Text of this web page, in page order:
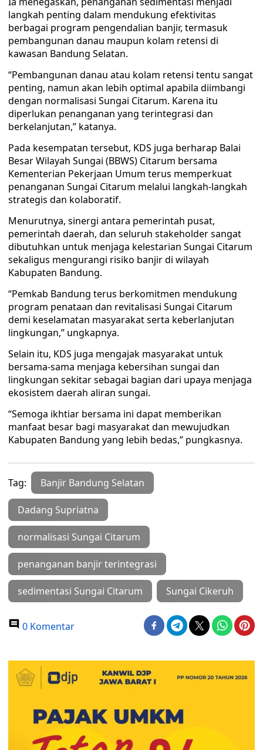
langkah penting dalam mendukung efektivitas
berbagai program pengendalian banjir, termasuk
pembangunan danau maupun kolam retensi di
kawasan Bandung Selatan.
“Pembangunan danau atau kolam retensi tentu sangat
penting, namun akan lebih optimal apabila diimbangi
dengan normalisasi Sungai Citarum. Karena itu
diperlukan penanganan yang terintegrasi dan
berkelanjutan,” katanya.
Pada kesempatan tersebut, KDS juga berharap Balai
Besar Wilayah Sungai (BBWS) Citarum bersama
Kementerian Pekerjaan Umum terus memperkuat
penanganan Sungai Citarum melalui langkah-langkah
strategis dan kolaboratif.
Menurutnya, sinergi antara pemerintah pusat,
pemerintah daerah, dan seluruh stakeholder sangat
dibutuhkan untuk menjaga kelestarian Sungai Citarum
sekaligus mengurangi risiko banjir di wilayah
Kabupaten Bandung.
“Pemkab Bandung terus berkomitmen mendukung
program penataan dan revitalisasi Sungai Citarum
demi keselamatan masyarakat serta keberlanjutan
lingkungan,” ungkapnya.
Selain itu, KDS juga mengajak masyarakat untuk
bersama-sama menjaga kebersihan sungai dan
lingkungan sekitar sebagai bagian dari upaya menjaga
ekosistem daerah aliran sungai.
“Semoga ikhtiar bersama ini dapat memberikan
manfaat besar bagi masyarakat dan mewujudkan
Kabupaten Bandung yang lebih bedas,” pungkasnya.
Tag: Banjir Bandung Selatan
Dadang Supriatna
normalisasi Sungai Citarum
penanganan banjir terintegrasi
sedimentasi Sungai Citarum Sungai Cikeruh
0 Komentar